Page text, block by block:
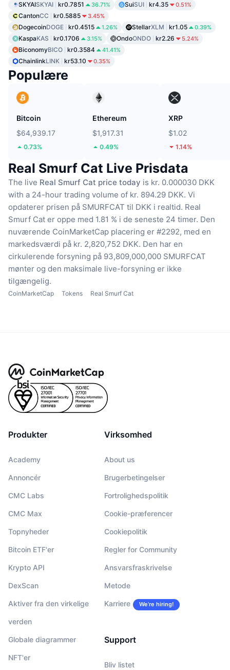
SKYAISKYAI kr0.7851 36.71% SuiSUI kr4.35 0.51%
CantonCC kr0.5885 3.45%
DogecoinDOGE kr0.4515 1.26% StellarXLM kr1.05 0.39%
KaspaKAS kr0.1706 3.15% OndoONDO kr2.26 5.24%
BiconomyBICO kr0.3584 41.41%
ChainlinkLINK kr53.10 0.35%
Populære
Bitcoin
$64,939.17
0.73%
Ethereum
$1,917.31
0.49%
XRP
$1.02
1.14%
Real Smurf Cat Live Prisdata
The live Real Smurf Cat price today is kr. 0.000030 DKK
with a 24-hour trading volume of kr. 894.29 DKK. Vi
opdaterer prisen på SMURFCAT til DKK i realtid. Real
Smurf Cat er oppe med 1.81 % i de seneste 24 timer. Den
nuværende CoinMarketCap placering er #2292, med en
markedsværdi på kr. 2,820,752 DKK. Den har en
cirkulerende forsyning på 93,809,000,000 SMURFCAT
mønter og den maksimale live-forsyning er ikke
tilgængelig.
CoinMarketCap Tokens Real Smurf Cat
Produkter
Academy
Annoncér
CMC Labs
CMC Max
Topnyheder
Bitcoin ETF'er
Krypto API
DexScan
Aktiver fra den virkelige
verden
Globale diagrammer
NFT'er
Virksomhed
About us
Brugerbetingelser
Fortrolighedspolitik
Cookie-præferencer
Cookiepolitik
Regler for Community
Ansvarsfraskrivelse
Metode
Karriere We’re hiring!
Support
Bliv listet